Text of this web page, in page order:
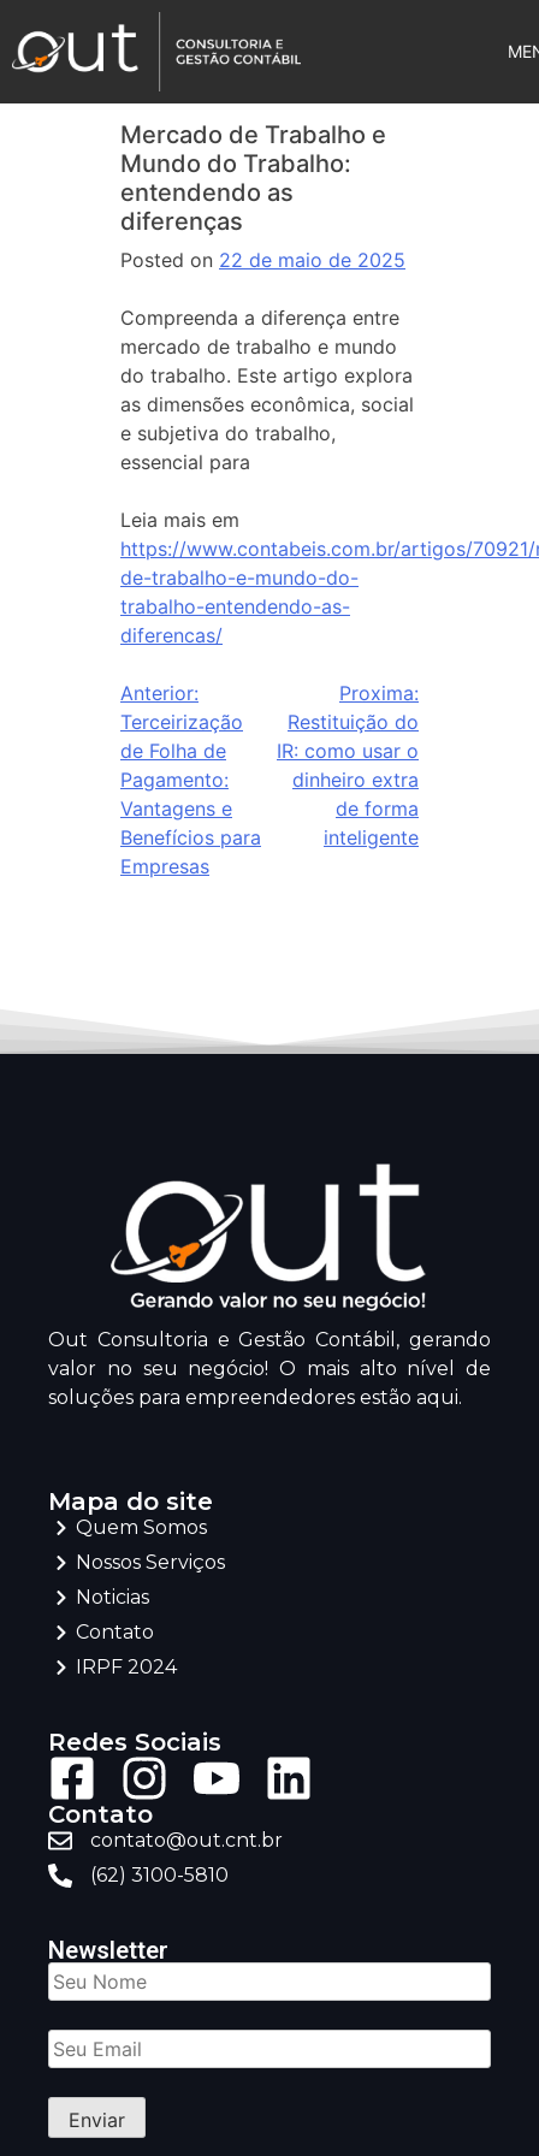
Mercado de Trabalho e
Mundo do Trabalho:
entendendo as
diferenças
Posted on 22 de maio de 2025
Compreenda a diferença entre
mercado de trabalho e mundo
do trabalho. Este artigo explora
as dimensões econômica, social
e subjetiva do trabalho,
essencial para
Leia mais em
https://www.contabeis.com.br/artigos/
de-trabalho-e-mundo-do-
trabalho-entendendo-as-
diferencas/
Anterior:
Terceirização
de Folha de
Pagamento:
Vantagens e
Benefícios para
Empresas
Proxima:
Restituição do
IR: como usar o
dinheiro extra
de forma
inteligente
Out Consultoria e Gestão Contábil, gerando
valor no seu negócio! O mais alto nível de
soluções para empreendedores estão aqui.
Mapa do site
Quem Somos
Nossos Serviços
Noticias
Contato
IRPF 2024
Redes Sociais
Contato
contato@out.cnt.br
(62) 3100-5810
Newsletter